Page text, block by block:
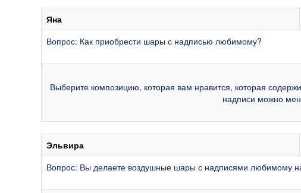
Яна
Вопрос: Как приобрести шары с надписью любимому?
Выберите композицию, которая вам нравится, которая
надписи можно
Эльвира
Вопрос: Вы делаете воздушные шары с надписями любимому